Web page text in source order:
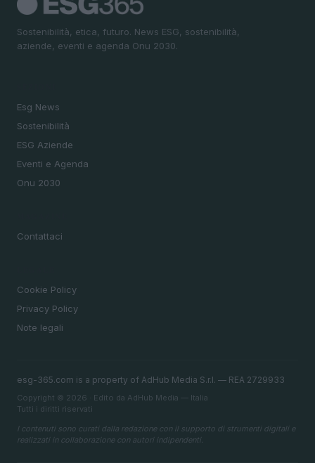
Sostenibilità, etica, futuro. News ESG, sostenibilità,
aziende, eventi e agenda Onu 2030.
Esg News
Sostenibilità
ESG Aziende
Eventi e Agenda
Onu 2030
Contattaci
Cookie Policy
Privacy Policy
Note legali
esg-365.com is a property of AdHub Media S.r.l. — REA 2729933
Copyright © 2026 · Edito da AdHub Media — Italia
Tutti i diritti riservati
I contenuti sono curati dalla redazione con il supporto di strumenti digitali e
realizzati in collaborazione con autori indipendenti.